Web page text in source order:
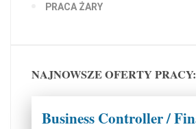
PRACA ŻARY
NAJNOWSZE OFERTY PRACY: